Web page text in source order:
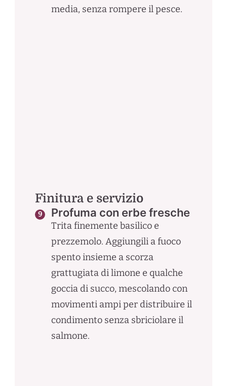
media, senza rompere il pesce.
Finitura e servizio
Profuma con erbe fresche
Trita finemente basilico e
prezzemolo. Aggiungili a fuoco
spento insieme a scorza
grattugiata di limone e qualche
goccia di succo, mescolando con
movimenti ampi per distribuire il
condimento senza sbriciolare il
salmone.